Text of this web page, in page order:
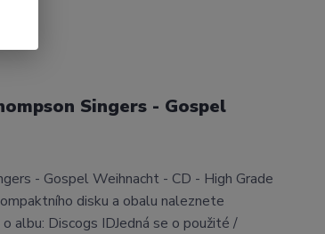
Singers - Gospel
- Gospel Weihnacht - CD - High Grade
disku a obalu naleznete
albu: Discogs IDJedná se o použité /